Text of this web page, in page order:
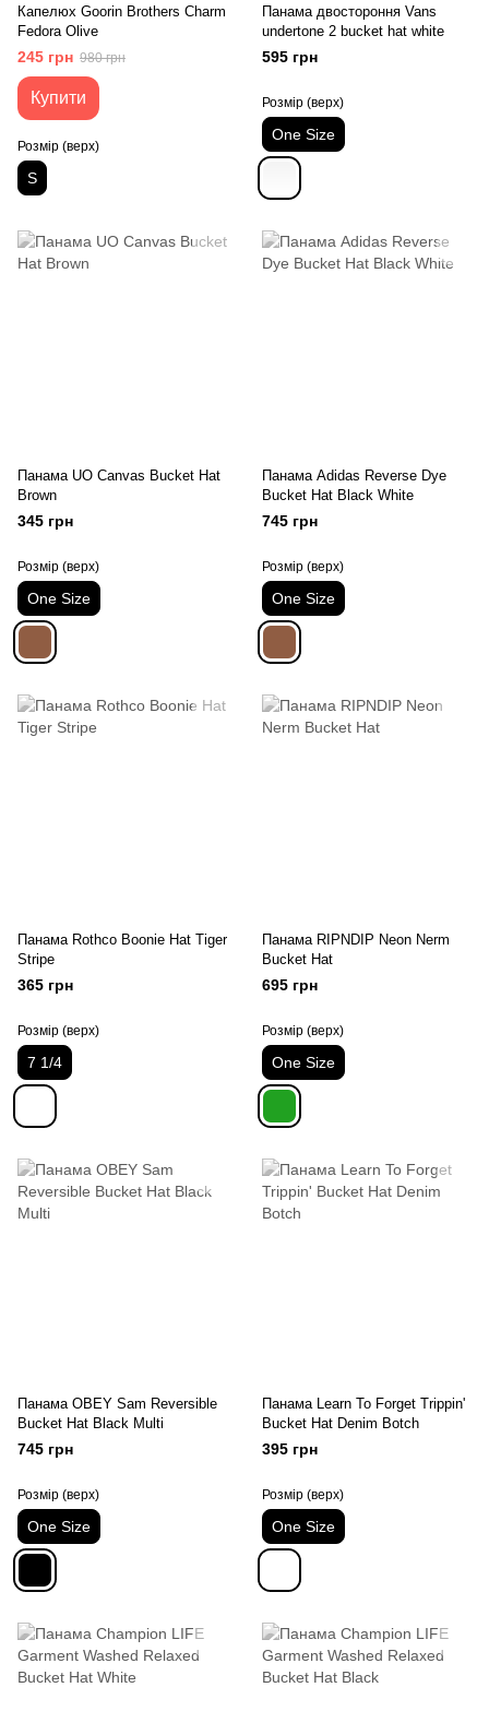
Капелюх Goorin Brothers Charm
Fedora Olive
245 грн 980 грн
Купити
Розмір (верх)
S
Панама двостороння Vans
undertone 2 bucket hat white
595 грн
Розмір (верх)
One Size
Панама UO Canvas Bucket Hat
Brown
345 грн
Розмір (верх)
One Size
Панама Adidas Reverse Dye
Bucket Hat Black White
745 грн
Розмір (верх)
One Size
Панама Rothco Boonie Hat Tiger
Stripe
365 грн
Розмір (верх)
7 1/4
Панама RIPNDIP Neon Nerm
Bucket Hat
695 грн
Розмір (верх)
One Size
Панама OBEY Sam Reversible
Bucket Hat Black Multi
745 грн
Розмір (верх)
One Size
Панама Learn To Forget Trippin'
Bucket Hat Denim Botch
395 грн
Розмір (верх)
One Size